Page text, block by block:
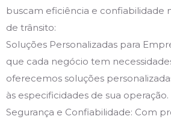
buscam eficiência e confiabilidade
de trânsito:
Soluções Personalizadas para
que cada negócio tem
oferecemos soluções
às especificidades de sua operação.
Segurança e Confiabilidade: Com